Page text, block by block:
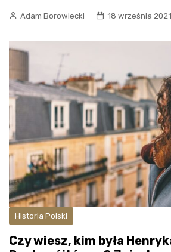
Adam Borowiecki 18 września 2021
Historia Polski
Czy wiesz, kim była